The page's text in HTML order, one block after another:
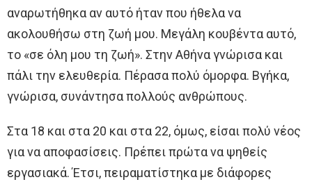
αναρωτήθηκα αν αυτό ήταν που ήθελα να
ακολουθήσω στη ζωή μου. Μεγάλη κουβέντα αυτό,
το «σε όλη μου τη ζωή». Στην Αθήνα γνώρισα και
πάλι την ελευθερία. Πέρασα πολύ όμορφα. Βγήκα,
γνώρισα, συνάντησα πολλούς ανθρώπους.
Στα 18 και στα 20 και στα 22, όμως, είσαι πολύ νέος
για να αποφασίσεις. Πρέπει πρώτα να ψηθείς
εργασιακά. Έτσι, πειραματίστηκα με διάφορες